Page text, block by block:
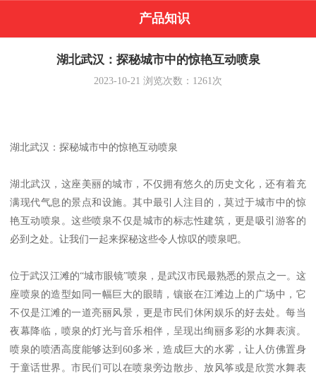
产品知识
湖北武汉：探秘城市中的惊艳互动喷泉
2023-10-21 浏览次数： 1261次
湖北武汉：探秘城市中的惊艳互动喷泉
湖北武汉，这座美丽的城市，不仅拥有悠久的历史文化，还有着充
满现代气息的景点和设施。其中最引人注目的，莫过于城市中的惊
艳互动喷泉。这些喷泉不仅是城市的标志性建筑，更是吸引游客的
必到之处。让我们一起来探秘这些令人惊叹的喷泉吧。
位于武汉江滩的“城市眼镜”喷泉，是武汉市民最熟悉的景点之一。这
座喷泉的造型如同一幅巨大的眼睛，镶嵌在江滩边上的广场中，它
不仅是江滩的一道亮丽风景，更是市民们休闲娱乐的好去处。每当
夜幕降临，喷泉的灯光与音乐相伴，呈现出绚丽多彩的水舞表演。
喷泉的喷洒高度能够达到60多米，造成巨大的水雾，让人仿佛置身
于童话世界。市民们可以在喷泉旁边散步、放风筝或是欣赏水舞表